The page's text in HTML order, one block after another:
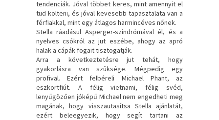
tendenciák. Jóval többet keres, mint amennyit el
tud költeni, és jóval kevesebb tapasztalata van a
férfiakkal, mint egy átlagos harmincéves nőnek.
Stella ráadásul Asperger-szindrómával él, és a
nyelves csókról az jut eszébe, ahogy az apró
halak a cápák fogait tisztogatják.
Arra a következtetésre jut tehát, hogy
gyakorlásra van szüksége. Mégpedig egy
profival. Ezért felbéreli Michael Phant, az
eszkortfiút. A félig vietnami, félig svéd,
lenyűgözően jóképű Michael nem engedheti meg
magának, hogy visszautasítsa Stella ajánlatát,
ezért beleegyezik, hogy segít tartani az